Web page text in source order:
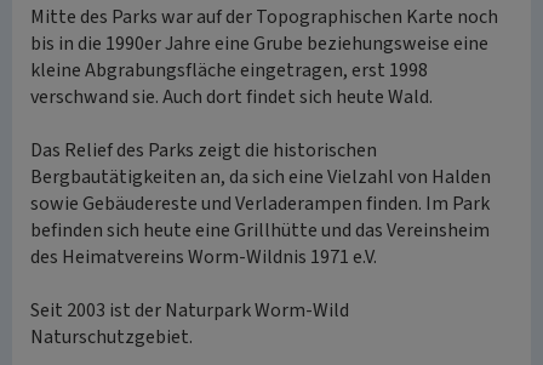
Mitte des Parks war auf der Topographischen Karte noch
bis in die 1990er Jahre eine Grube beziehungsweise eine
kleine Abgrabungsfläche eingetragen, erst 1998
verschwand sie. Auch dort findet sich heute Wald.
Das Relief des Parks zeigt die historischen
Bergbautätigkeiten an, da sich eine Vielzahl von Halden
sowie Gebäudereste und Verladerampen finden. Im Park
befinden sich heute eine Grillhütte und das Vereinsheim
des Heimatvereins Worm-Wildnis 1971 e.V.
Seit 2003 ist der Naturpark Worm-Wild
Naturschutzgebiet.